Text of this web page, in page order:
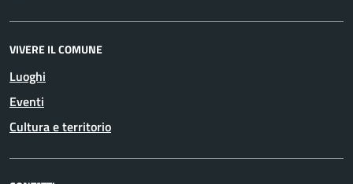
VIVERE IL COMUNE
Luoghi
Eventi
Cultura e territorio